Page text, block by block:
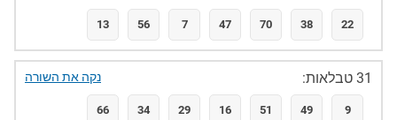
13 56 7 47 70 38 22
31 טבלאות:
66 34 29 16 51 49 9
נקה את השורה